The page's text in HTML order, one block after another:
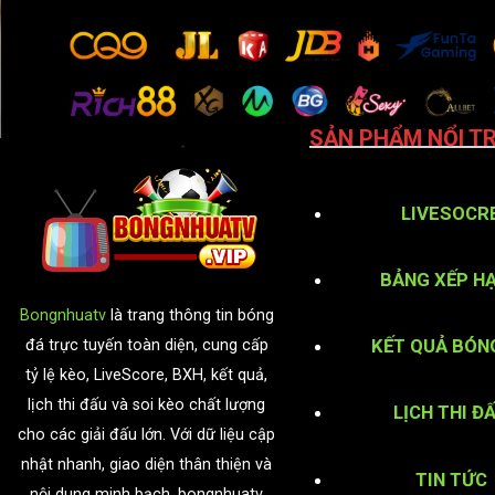
Bongnhuatvlà trang thông tin bóng
đá trực tuyến toàn diện, cung cấp
tỷ lệ kèo, LiveScore, BXH, kết quả,
lịch thi đấu và soi kèo chất lượng
cho các giải đấu lớn. Với dữ liệu cập
nhật nhanh, giao diện thân thiện và
SẢN PHẨM NỔI
BẢNG XẾP
KẾT QUẢ
LỊCH THI
TIN TỨC